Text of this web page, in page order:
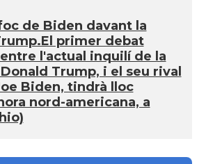
Catalans a NEBRASKA
Catalans a NEW MEXICO
Catalans a New Orleans
de Biden davant la
primer debat
l'actual inquilí­ de la
Trump, i el seu rival
Biden, tindrà lloc
nord-americana, a